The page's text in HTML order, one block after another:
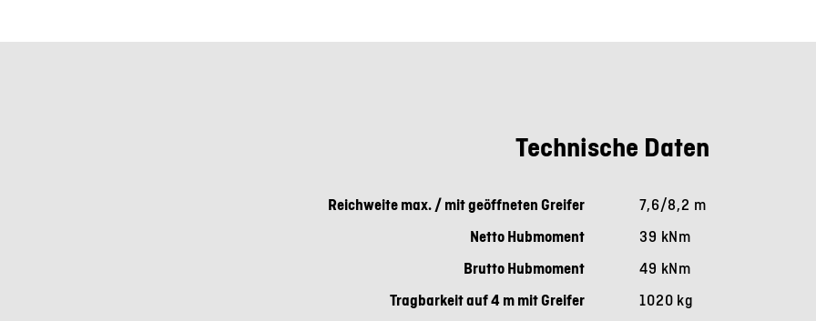
Technische Daten
Reichweite max. / mit geöffneten Greifer
7,6/8,2 m
Netto Hubmoment
39 kNm
Brutto Hubmoment
49 kNm
Tragbarkeit auf 4 m mit Greifer
1020 kg